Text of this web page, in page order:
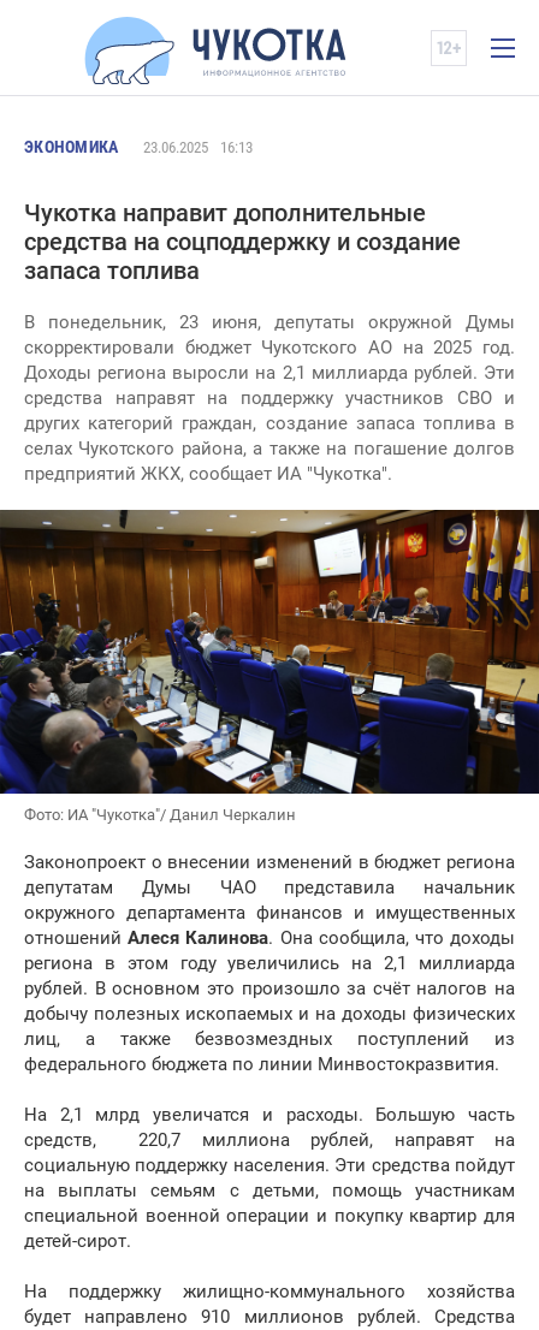
ЭКОНОМИКА 23.06.2025 16:13
Чукотка направит дополнительные
средства на соцподдержку и создание
запаса топлива
В понедельник, 23 июня, депутаты окружной Думы
скорректировали бюджет Чукотского АО на 2025 год.
Доходы региона выросли на 2,1 миллиарда рублей. Эти
средства направят на поддержку участников СВО и
других категорий граждан, создание запаса топлива в
селах Чукотского района, а также на погашение долгов
предприятий ЖКХ, сообщает ИА "Чукотка".
Фото: ИА "Чукотка"/ Данил Черкалин
Законопроект о внесении изменений в бюджет региона
депутатам Думы ЧАО представила начальник
окружного департамента финансов и имущественных
отношенийАлеся Калинова. Она сообщила, что доходы
региона в этом году увеличились на 2,1 миллиарда
рублей. В основном это произошло за счёт налогов на
добычу полезных ископаемых и на доходы физических
лиц, а также безвозмездных поступлений из
федерального бюджета по линии Минвостокразвития.
На 2,1 млрд увеличатся и расходы. Большую часть
средств, 220,7 миллиона рублей, направят на
социальную поддержку населения. Эти средства пойдут
на выплаты семьям с детьми, помощь участникам
специальной военной операции и покупку квартир для
детей-сирот.
На поддержку жилищно-коммунального хозяйства
будет направлено 910 миллионов рублей. Средства